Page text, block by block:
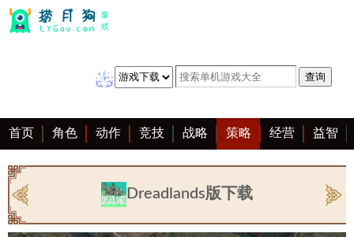
首页 角色 动作 竞技 战略 策略 经营 益智
冒险 棋牌 赛车 音乐 恋爱 单机 大全
Dreadlands版下载